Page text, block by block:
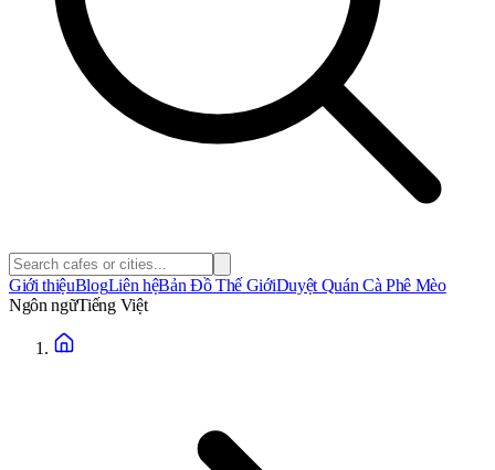
Giới thiệuBlogLiên hệBản Đồ Thế GiớiDuyệt Quán Cà Phê Mèo
Ngôn ngữTiếng Việt